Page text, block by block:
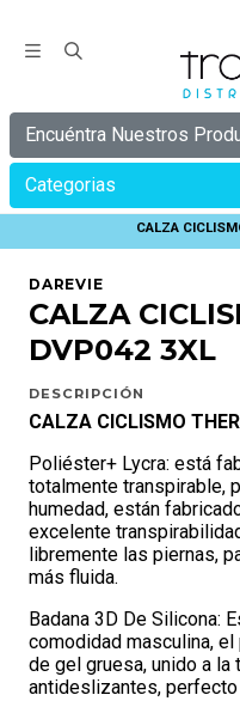
Encuéntra Nuestros
Categorias
CALZA
DAREVIE
CALZA
DVP042 3XL
DESCRIPCIÓN
CALZA CICLISMO
Poliéster+ Lycra: está
totalmente transpirable,
humedad, están
excelente
libremente las piernas,
más fluida.
Badana 3D De Silicona:
comodidad masculina,
de gel gruesa, unido a la
antideslizantes,